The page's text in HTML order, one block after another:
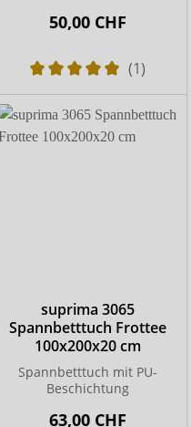
50,00 CHF
(1)
suprima 3065
Spannbetttuch Frottee
100x200x20 cm
Spannbetttuch mit PU-
Beschichtung
63,00 CHF